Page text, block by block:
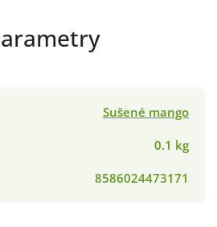
Sušené mango
0.1 kg
8586024473171